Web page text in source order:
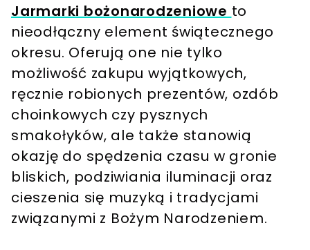
Jarmarki bożonarodzeniowe to
nieodłączny element świątecznego
okresu. Oferują one nie tylko
możliwość zakupu wyjątkowych,
ręcznie robionych prezentów, ozdób
choinkowych czy pysznych
smakołyków, ale także stanowią
okazję do spędzenia czasu w gronie
bliskich, podziwiania iluminacji oraz
cieszenia się muzyką i tradycjami
związanymi z Bożym Narodzeniem.